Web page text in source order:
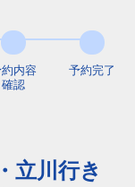
内容
確認
予約完了
立川行き